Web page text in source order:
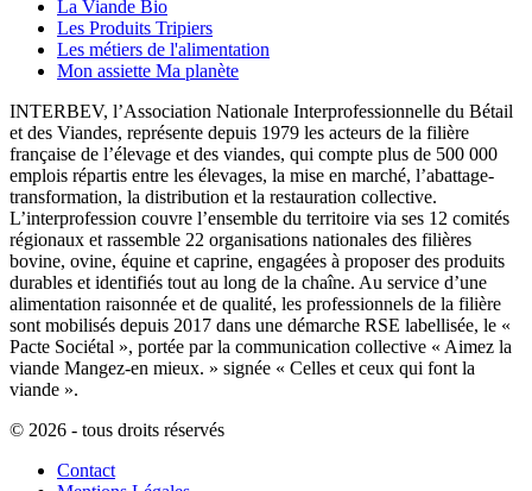
La Viande Bio
Les Produits Tripiers
Les métiers de l'alimentation
Mon assiette Ma planète
INTERBEV, l’Association Nationale Interprofessionnelle du Bétail
et des Viandes, représente depuis 1979 les acteurs de la filière
française de l’élevage et des viandes, qui compte plus de 500 000
emplois répartis entre les élevages, la mise en marché, l’abattage-
transformation, la distribution et la restauration collective.
L’interprofession couvre l’ensemble du territoire via ses 12 comités
régionaux et rassemble 22 organisations nationales des filières
bovine, ovine, équine et caprine, engagées à proposer des produits
durables et identifiés tout au long de la chaîne. Au service d’une
alimentation raisonnée et de qualité, les professionnels de la filière
sont mobilisés depuis 2017 dans une démarche RSE labellisée, le «
Pacte Sociétal », portée par la communication collective « Aimez la
viande Mangez-en mieux. » signée « Celles et ceux qui font la
viande ».
© 2026 - tous droits réservés
Contact